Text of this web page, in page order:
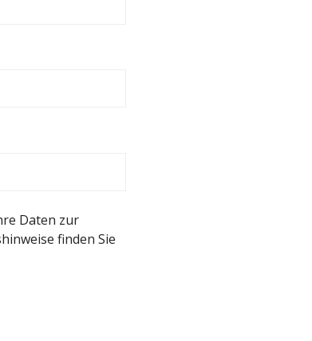
Daten zur
finden Sie